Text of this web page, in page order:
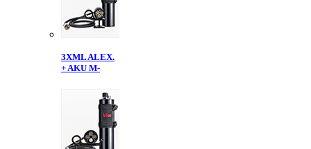
3XML ALEX.
+ AKU M-